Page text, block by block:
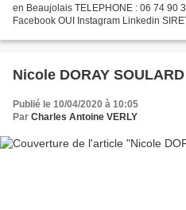
en Beaujolais TELEPHONE : 06 74 90
Facebook OUI Instagram Linkedin
Nicole DORAY SOULARD
Publié le 10/04/2020 à 10:05
Par Charles Antoine VERLY